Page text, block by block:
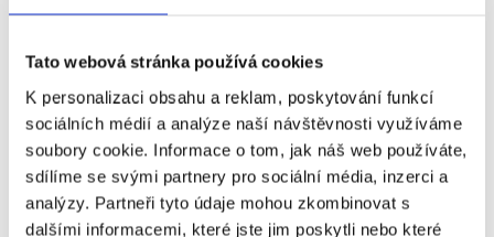
Tato webová stránka používá cookies
K personalizaci obsahu a reklam, poskytování funkcí
sociálních médií a analýze naší návštěvnosti využíváme
soubory cookie. Informace o tom, jak náš web používáte,
sdílíme se svými partnery pro sociální média, inzerci a
analýzy. Partneři tyto údaje mohou zkombinovat s
dalšími informacemi, které jste jim poskytli nebo které
Inženýr/ka
zákaznické
kvality – BMW
plný úvazek